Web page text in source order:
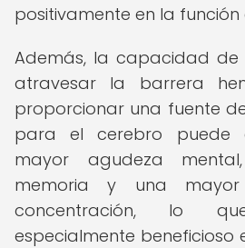
positivamente en la función
Además, la capacidad
atravesar la barrera
proporcionar una fuente
para el cerebro puede
mayor agudeza
memoria y una
concentración, lo
especialmente beneficioso